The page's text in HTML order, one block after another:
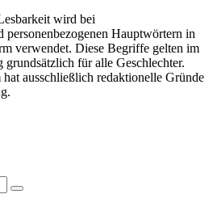
wird bei
personenbezogenen Hauptwörtern in
verwendet. Diese Begriffe gelten im
grundsätzlich für alle Geschlechter.
ausschließlich redaktionelle Gründe